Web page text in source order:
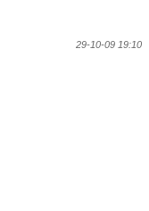
29-10-09 19:10